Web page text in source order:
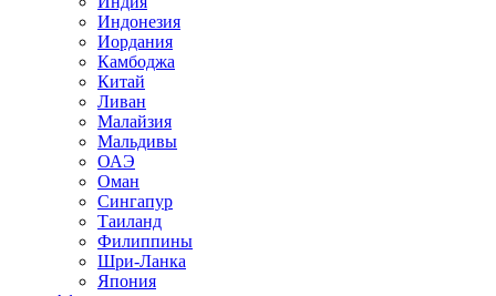
Индонезия
Иордания
Камбоджа
Китай
Ливан
Малайзия
Мальдивы
ОАЭ
Оман
Сингапур
Таиланд
Филиппины
Шри-Ланка
Япония